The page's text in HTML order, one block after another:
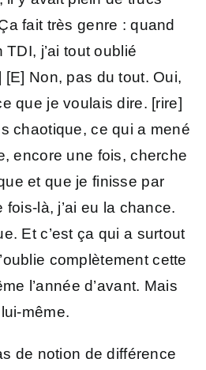
fait très genre : quand
TDI, j’ai tout oublié
[E] Non, pas du tout. Oui,
que je voulais dire. [rire]
chaotique, ce qui a mené
encore une fois, cherche
et que je finisse par
là, j’ai eu la chance.
Et c’est ça qui a surtout
complètement cette
l’année d’avant. Mais
même.
de notion de différence